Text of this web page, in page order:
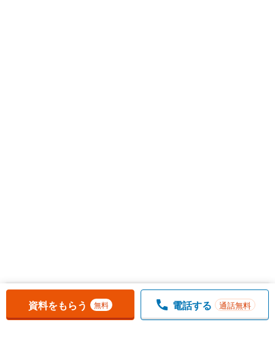
お気に入りに追加しました。 一覧を開く
資料をもらう 無料 電話する 通話無料